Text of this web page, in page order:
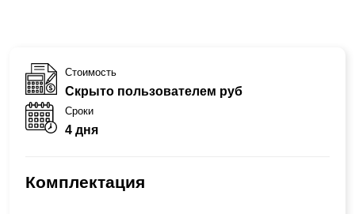
Стоимость
Скрыто пользователем руб
Сроки
4 дня
Комплектация